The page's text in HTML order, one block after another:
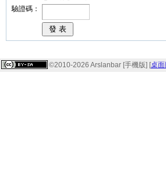
驗證碼：
©2010-2026 Arslanbar [手機版] [桌面